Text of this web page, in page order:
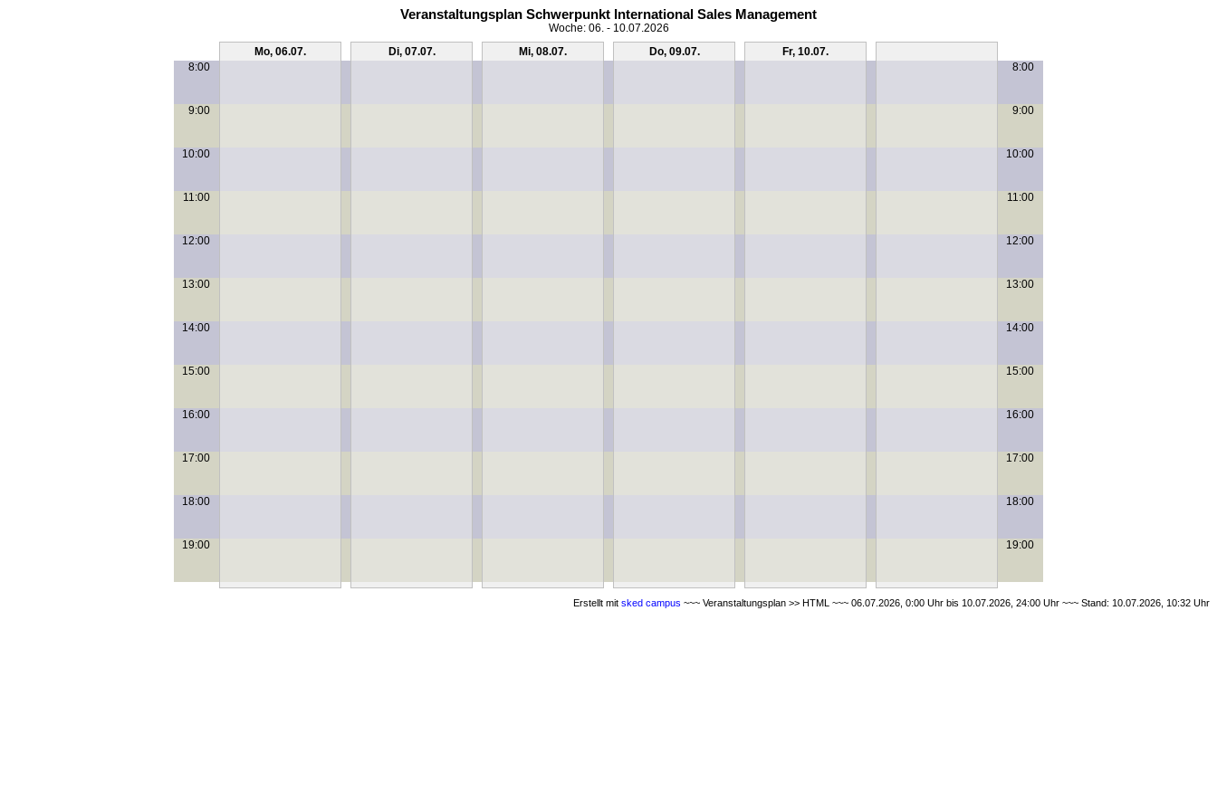
Veranstaltungsplan Schwerpunkt International Sales Management
Woche: 06. - 10.07.2026
Mo, 06.07.
Di, 07.07. Mi, 08.07. Do, 09.07. Fr, 10.07.
8:00
8:00
9:00 9:00
10:00 10:00
11:00 11:00
12:00 12:00
13:00 13:00
14:00 14:00
15:00 15:00
16:00 16:00
17:00 17:00
18:00 18:00
19:00 19:00
Erstellt mit sked campus ~~~ Veranstaltungsplan >> HTML ~~~ 06.07.2026, 0:00 Uhr bis 10.07.2026, 24:00 Uhr ~~~ Stand: 10.07.2026, 10:32 Uhr